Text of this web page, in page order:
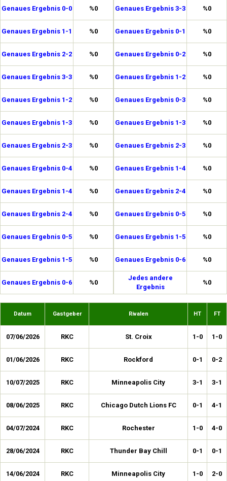
Genaues Ergebnis 0-0 %0
Genaues Ergebnis 1-1 %0
Genaues Ergebnis 2-2 %0
Genaues Ergebnis 3-3 %0
Genaues Ergebnis 1-2 %0
Genaues Ergebnis 1-3 %0
Genaues Ergebnis 2-3 %0
Genaues Ergebnis 0-4 %0
Genaues Ergebnis 1-4 %0
Genaues Ergebnis 2-4 %0
Genaues Ergebnis 0-5 %0
Genaues Ergebnis 1-5 %0
Genaues Ergebnis 0-6 %0
Genaues Ergebnis 3-3 %0
Genaues Ergebnis 0-1 %0
Genaues Ergebnis 0-2 %0
Genaues Ergebnis 1-2 %0
Genaues Ergebnis 0-3 %0
Genaues Ergebnis 1-3 %0
Genaues Ergebnis 2-3 %0
Genaues Ergebnis 1-4 %0
Genaues Ergebnis 2-4 %0
Genaues Ergebnis 0-5 %0
Genaues Ergebnis 1-5 %0
Genaues Ergebnis 0-6 %0
Jedes andere
Ergebnis
%0
Datum Gastgeber Rivalen HT FT
07/06/2026 RKC St. Croix 1-0 1-0
01/06/2026 RKC Rockford 0-1 0-2
10/07/2025 RKC Minneapolis City 3-1 3-1
08/06/2025 RKC Chicago Dutch Lions FC 0-1 4-1
04/07/2024 RKC Rochester 1-0 4-0
28/06/2024 RKC Thunder Bay Chill 0-1 0-1
14/06/2024 RKC Minneapolis City 1-0 2-0